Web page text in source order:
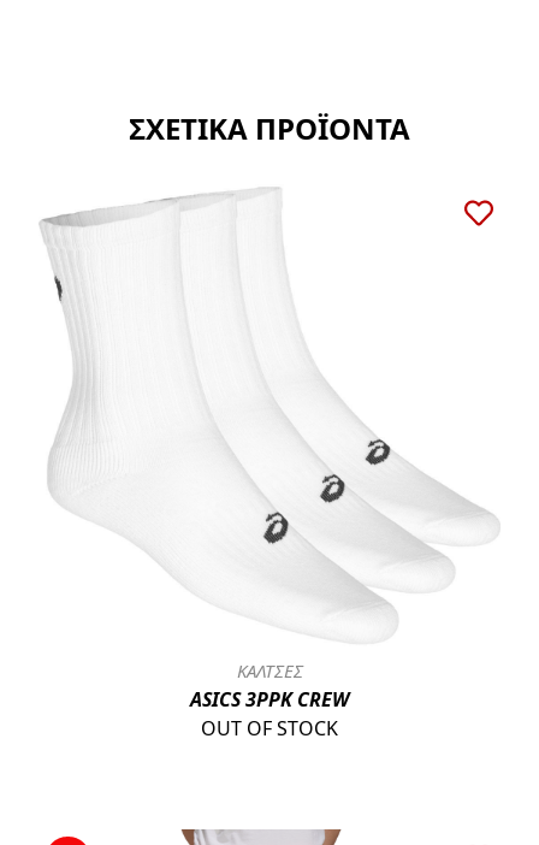
ΣΧΕΤΙΚΑ ΠΡΟΪΟΝΤΑ
ΚΑΛΤΣΕΣ
ASICS 3PPK CREW
OUT OF STOCK